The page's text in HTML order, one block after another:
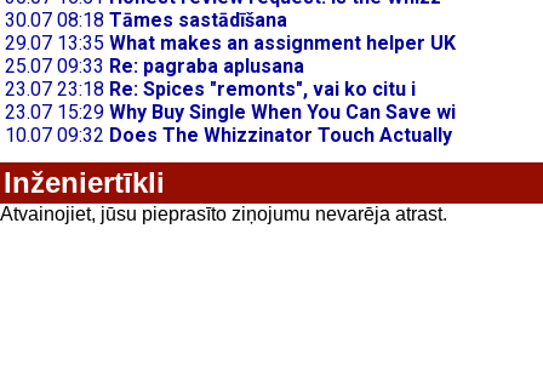
Inženiertīkli
Atvainojiet, jūsu pieprasīto ziņojumu nevarēja atrast.